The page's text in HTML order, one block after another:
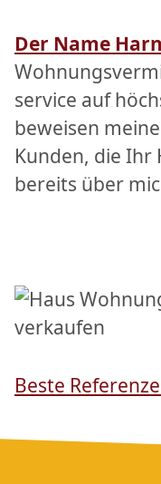
Der Name
service auf
beweisen
Kunden, die Ihr
bereits über
Beste